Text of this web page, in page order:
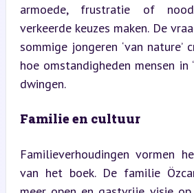
armoede, frustratie of
verkeerde keuzes maken. De
sommige jongeren ‘van nature’
hoe omstandigheden mensen in
dwingen.
Familie en cultuur
Familieverhoudingen vormen
van het boek. De familie